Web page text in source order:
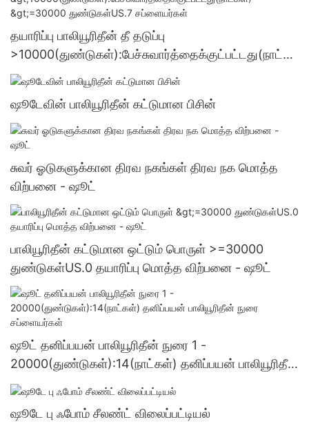
தயாரிப்பு பாலியூரிதீன் தீ தடுப்பு
>10000(துண்டுகள்):பேச்சுவார்த்தைக்குட்பட்டது(நாட்க
ள்) >=30000 துண்டுகள்US.7 சப்ளையர்கள்
ஷூடேவின் பாலியூரிதீன் கட்டுமான பிசின்
சுவர் ஓடுகளுக்கான திரவ நகங்கள் திரவ நக மொத்த
விற்பனை - ஷூட்
பாலியூரிதீன் கட்டுமான ஒட்டும் பொருள் >=30000
துண்டுகள்US.0 தயாரிப்பு மொத்த விற்பனை - ஷூட்
ஷூட் தனிப்பயன் பாலியூரிதீன் நுரை 1 -
20000(துண்டுகள்):14(நாட்கள்) தனிப்பயன் பாலியூரிதீன்
நுரை சப்ளையர்கள்
ஷூடே பு ஃபோம் சீலண்ட் விலைப்பட்டியல்